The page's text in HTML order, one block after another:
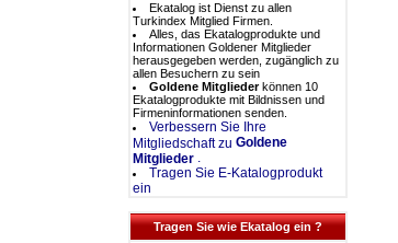
Ekatalog ist Dienst zu allen
Turkindex Mitglied Firmen.
Alles, das Ekatalogprodukte und
Informationen Goldener Mitglieder
herausgegeben werden, zugänglich zu
allen Besuchern zu sein
Goldene Mitgliederkönnen 10
Ekatalogprodukte mit Bildnissen und
Firmeninformationen senden.
Verbessern Sie Ihre
Mitgliedschaft zu Goldene
Mitglieder .
Tragen Sie E-Katalogprodukt
ein
Tragen Sie wie Ekatalog ein ?